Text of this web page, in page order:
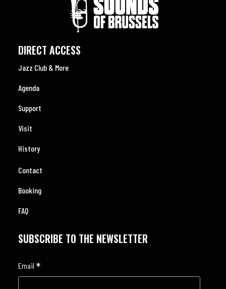
DIRECT ACCESS
Jazz Club & More
Agenda
Support
Visit
History
Contact
Booking
FAQ
SUBSCRIBE TO THE NEWSLETTER
Email *